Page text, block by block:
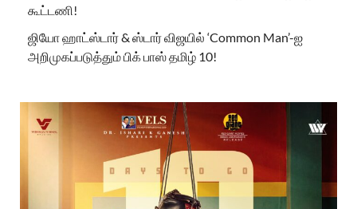
கூட்டணி!
ஜியோ ஹாட்ஸ்டார் & ஸ்டார் விஜயில் ‘Common Man’-ஐ
அறிமுகப்படுத்தும் பிக் பாஸ் தமிழ் 10!